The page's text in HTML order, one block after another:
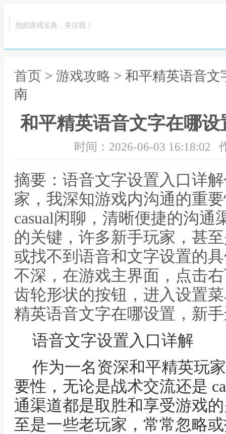
您的游戏宝典，关注我！
首页 > 游戏攻略 > 和平精英语音
南
和平精英语音文字在哪
时间：2026-06-03 16:18:02
摘要：语音文字设置入口详
家，我深知游戏内沟通的重
casual闲聊，清晰便捷的沟
的关键，许多新手玩家，甚
或找不到语音和文字设置的
不深，在游戏主界面，点击
齿轮形状的按钮，进入设置
精英语音文字在哪设置，新
语音文字设置入口详解
作为一名资深和平精英玩
要性，无论是战术交流还是
通渠道都是取胜和享受游戏
至是一些老玩家，常常忽略